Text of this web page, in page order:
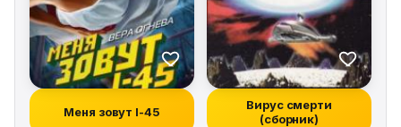
Меня зовут I-45
Вирус смерти
(сборник)